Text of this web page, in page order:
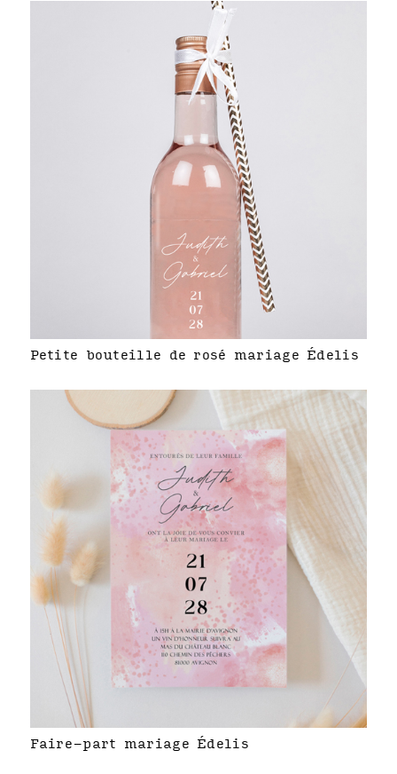
Petite bouteille de rosé mariage Édelis
Faire-part mariage Édelis